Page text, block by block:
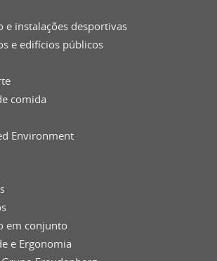
e instalações desportivas
e edifícios públicos
comida
Environment
em conjunto
e Ergonomia